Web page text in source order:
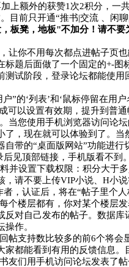
上额外的获赞1次2积分，一
目前只开通“推书|交流 、闲
板凳，地板"不加分！请不要
让你不用每次都点进帖子页
标题后面做了一个固定的+-
测试阶段，登录论坛都能使
”的‘列表’和‘鼠标停留在用
可以设置有效期，提升到普
当您使用手机浏览器访问论
了，现在就可以体验到了。
带的“桌面版网站”功能进行
见顶部链接，手机版看不到
并设置下载权限：积分大于
，请不要上传VIP小说、H小说
，认证后，将在“帖子里个
每个楼层都有，你对某个楼层
反对自己发布的帖子。数据
作。
回帖支持数比较多的前6个将会
家都能看到有用的反馈信息。
友们用手机访问论坛发表了